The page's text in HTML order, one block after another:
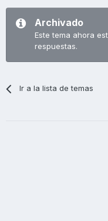
Archivado
Este tema ahora
respuestas.
Ir a la lista de temas